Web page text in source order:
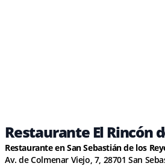
Restaurante El Rincón
Restaurante en San Sebastián de los
Av. de Colmenar Viejo, 7, 28701 San